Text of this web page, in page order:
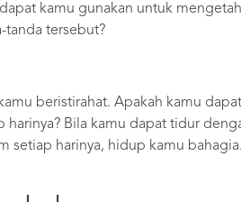
kamu gunakan untuk
tanda tersebut?
beristirahat. Apakah kamu
harinya? Bila kamu dapat tidur
setiap harinya, hidup kamu